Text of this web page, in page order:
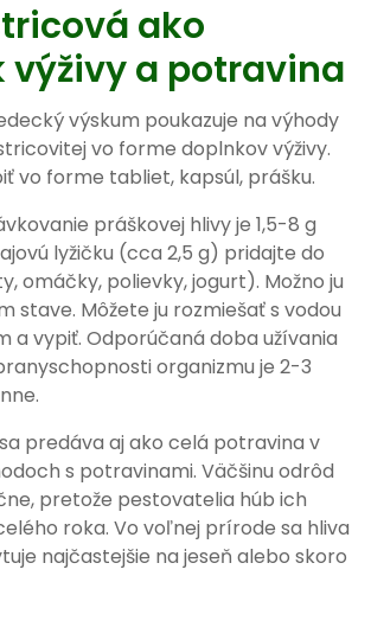
ako
výživy a potravina
výskum poukazuje na výhody
vo forme doplnkov výživy.
vo forme tabliet, kapsúl, prášku.
práškovej hlivy je 1,5-8 g
lyžičku (cca 2,5 g) pridajte do
omáčky, polievky, jogurt). Možno ju
stave. Môžete ju rozmiešať s vodou
a vypiť. Odporúčaná doba užívania
organizmu je 2-3
predáva aj ako celá potravina v
s potravinami. Väčšinu odrôd
pretože pestovatelia húb ich
roka. Vo voľnej prírode sa hliva
najčastejšie na jeseň alebo skoro